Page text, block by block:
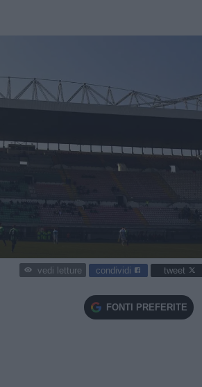
vedi letture condividi tweet
FONTI PREFERITE